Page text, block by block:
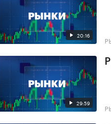
20:16
29:59